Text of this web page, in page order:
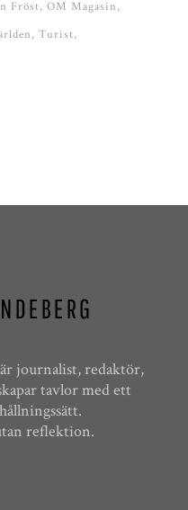
Fröst OM Magasin
Turist
journalist, redaktör,
tavlor med ett
reflektion.